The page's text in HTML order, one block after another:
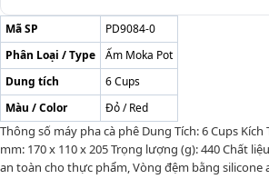
Mã SP
PD9084-0
Phân Loại / Type
Ấm Moka Pot
Dung tích
6 Cups
Màu / Color
Đỏ / Red
Thông số máy pha cà phê Dung Tích: 6 Cups Kích
mm: 170 x 110 x 205 Trọng lượng (g): 440 Chất
an toàn cho thực phẩm, Vòng đệm bằng silicone